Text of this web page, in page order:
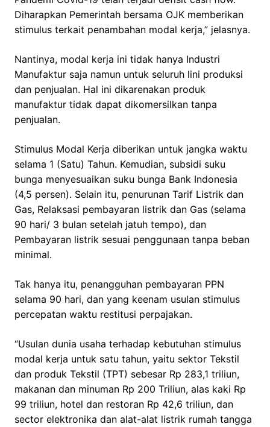
Diharapkan Pemerintah bersama OJK memberikan
stimulus terkait penambahan modal kerja,” jelasnya.
Nantinya, modal kerja ini tidak hanya Industri
Manufaktur saja namun untuk seluruh lini produksi
dan penjualan. Hal ini dikarenakan produk
manufaktur tidak dapat dikomersilkan tanpa
penjualan.
Stimulus Modal Kerja diberikan untuk jangka waktu
selama 1 (Satu) Tahun. Kemudian, subsidi suku
bunga menyesuaikan suku bunga Bank Indonesia
(4,5 persen). Selain itu, penurunan Tarif Listrik dan
Gas, Relaksasi pembayaran listrik dan Gas (selama
90 hari/ 3 bulan setelah jatuh tempo), dan
Pembayaran listrik sesuai penggunaan tanpa beban
minimal.
Tak hanya itu, penangguhan pembayaran PPN
selama 90 hari, dan yang keenam usulan stimulus
percepatan waktu restitusi perpajakan.
“Usulan dunia usaha terhadap kebutuhan stimulus
modal kerja untuk satu tahun, yaitu sektor Tekstil
dan produk Tekstil (TPT) sebesar Rp 283,1 triliun,
makanan dan minuman Rp 200 Triliun, alas kaki Rp
99 triliun, hotel dan restoran Rp 42,6 triliun, dan
sector elektronika dan alat-alat listrik rumah tangga